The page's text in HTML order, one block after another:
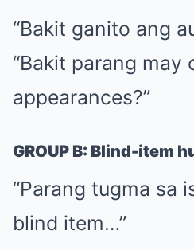
“Bakit ganito ang
“Bakit parang may
appearances?”
GROUP B: Blind-item
“Parang tugma sa
blind item…”